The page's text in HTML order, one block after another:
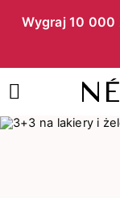
Wygraj 10 000